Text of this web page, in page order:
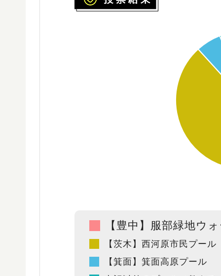
【豊中】服部緑地ウ
【茨木】西河原市民プール
【箕面】箕面高原プール